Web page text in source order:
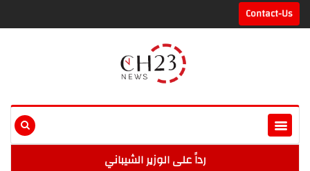
Contact-Us
رداً على الوزير الشيباني